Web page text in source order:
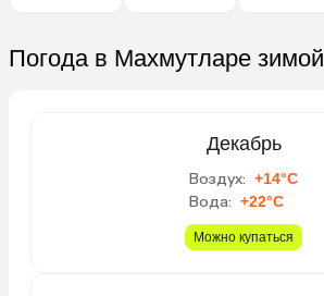
Погода в Махмутларе зимой
Декабрь
Воздух: +14°C
Вода: +22°C
Можно купаться